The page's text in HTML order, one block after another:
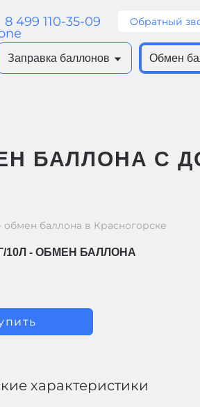
8 499 110-35-09 Обратный
Заправка баллонов Обмен
БАЛЛОНА С
обмен баллона в Красногорске
10Л - ОБМЕН БАЛЛОНА
характеристики